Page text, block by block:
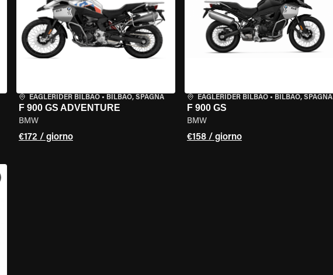
EAGLERIDER BILBAO• BILBAO, SPAGNA
F 900 GS ADVENTURE
BMW
€172 / giorno
EAGLERIDER BILBAO• BILBAO, SPAGNA
F 900 GS
BMW
€158 / giorno
VISUALIZZA SPECIFICHE DELLA MOTO